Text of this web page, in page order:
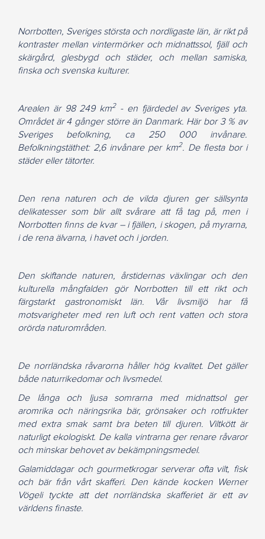
Norrbotten, Sveriges största och nordligaste län, är rikt på
kontraster mellan vintermörker och midnattssol, fjäll och
skärgård, glesbygd och städer, och mellan samiska,
finska och svenska kulturer.
Arealen är 98 249 km2- en fjärdedel av Sveriges yta.
Området är 4 gånger större än Danmark. Här bor 3 % av
Sveriges befolkning, ca 250 000 invånare.
Befolkningstäthet: 2,6 invånare per km2. De flesta bor i
städer eller tätorter.
Den rena naturen och de vilda djuren ger sällsynta
delikatesser som blir allt svårare att få tag på, men i
Norrbotten finns de kvar – i fjällen, i skogen, på myrarna,
i de rena älvarna, i havet och i jorden.
Den skiftande naturen, årstidernas växlingar och den
kulturella mångfalden gör Norrbotten till ett rikt och
färgstarkt gastronomiskt län. Vår livsmiljö har få
motsvarigheter med ren luft och rent vatten och stora
orörda naturområden.
De norrländska råvarorna håller hög kvalitet. Det gäller
både naturrikedomar och livsmedel.
De långa och ljusa somrarna med midnattsol ger
aromrika och näringsrika bär, grönsaker och rotfrukter
med extra smak samt bra beten till djuren. Viltkött är
naturligt ekologiskt. De kalla vintrarna ger renare råvaror
och minskar behovet av bekämpningsmedel.
Galamiddagar och gourmetkrogar serverar ofta vilt, fisk
och bär från vårt skafferi. Den kände kocken Werner
Vögeli tyckte att det norrländska skafferiet är ett av
världens finaste.